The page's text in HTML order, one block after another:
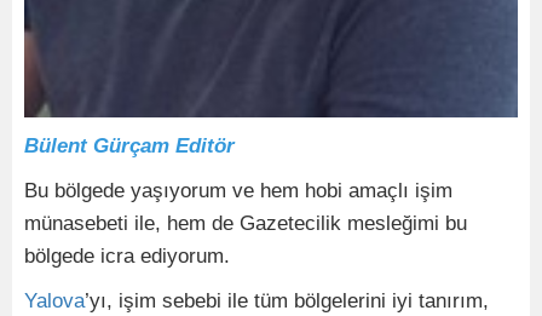
Bülent Gürçam Editör
Bu bölgede yaşıyorum ve hem hobi amaçlı işim
münasebeti ile, hem de Gazetecilik mesleğimi bu
bölgede icra ediyorum.
Yalova’yı, işim sebebi ile tüm bölgelerini iyi tanırım,